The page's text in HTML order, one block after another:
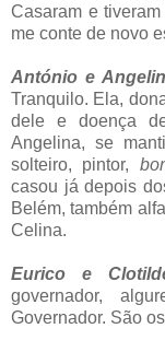
Casaram e
me conte de novo
António e
Tranquilo. Ela,
dele e doença
Angelina, se
solteiro, pintor,
casou já depois
Belém, também
Celina.
Eurico e
governador,
Governador. São